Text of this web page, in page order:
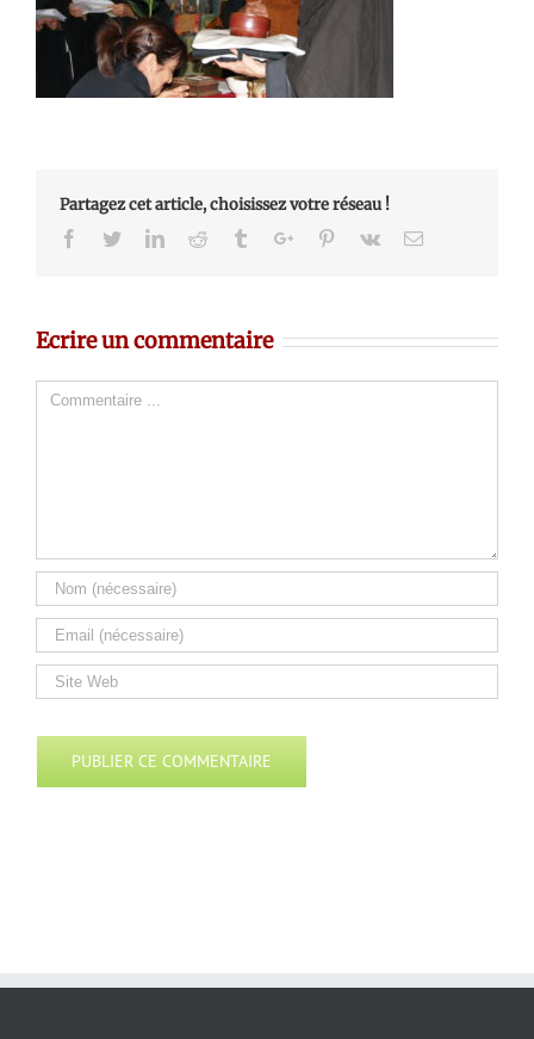
Partagez cet article, choisissez votre réseau !
Facebook
TwitterLinkedinReddit TumblrGoogle+Pinterest
Vk Email
Ecrire un commentaire
Comment